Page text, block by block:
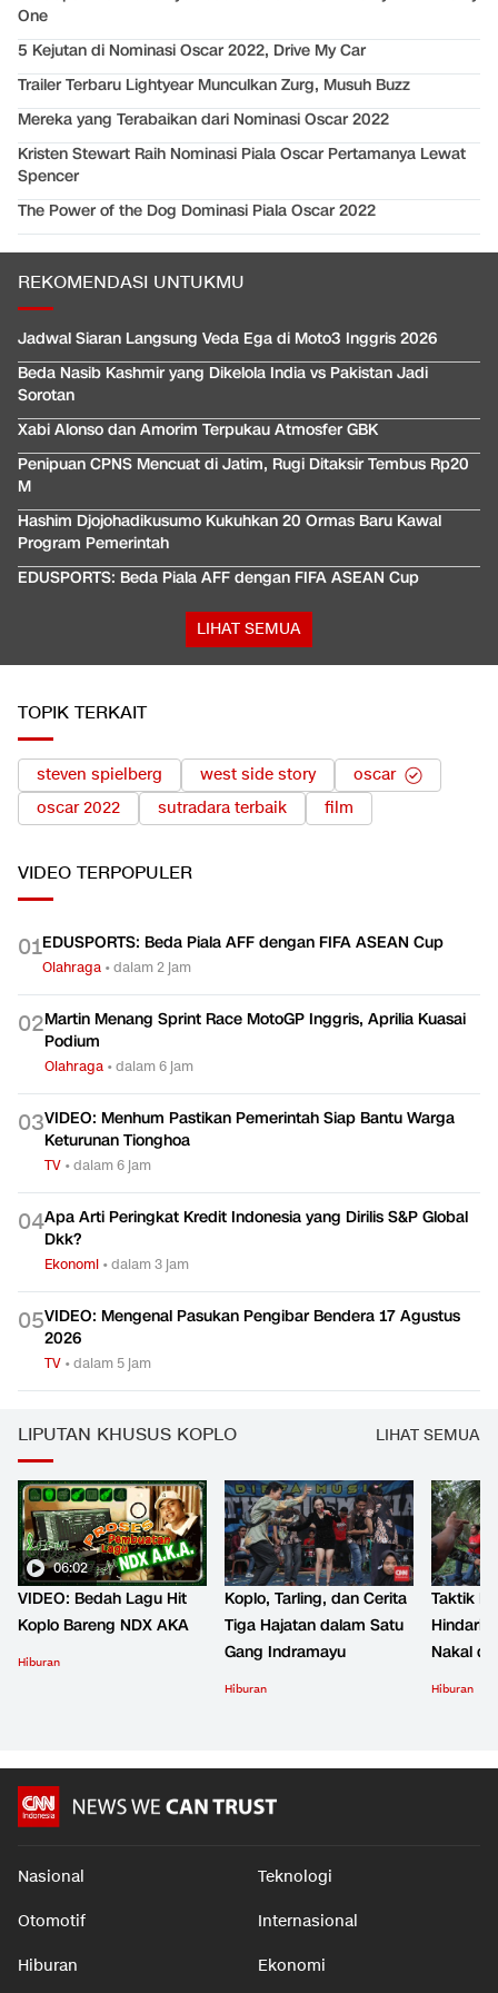
One
5 Kejutan di Nominasi Oscar 2022, Drive My Car
Trailer Terbaru Lightyear Munculkan Zurg, Musuh Buzz
Mereka yang Terabaikan dari Nominasi Oscar 2022
Kristen Stewart Raih Nominasi Piala Oscar Pertamanya Lewat
Spencer
The Power of the Dog Dominasi Piala Oscar 2022
REKOMENDASI UNTUKMU
Jadwal Siaran Langsung Veda Ega di Moto3 Inggris 2026
Beda Nasib Kashmir yang Dikelola India vs Pakistan Jadi
Sorotan
Xabi Alonso dan Amorim Terpukau Atmosfer GBK
Penipuan CPNS Mencuat di Jatim, Rugi Ditaksir Tembus Rp20
M
Hashim Djojohadikusumo Kukuhkan 20 Ormas Baru Kawal
Program Pemerintah
EDUSPORTS: Beda Piala AFF dengan FIFA ASEAN Cup
LIHAT SEMUA
TOPIK TERKAIT
steven spielberg west side story
oscar
oscar 2022
sutradara terbaik film
VIDEO TERPOPULER
01EDUSPORTS: Beda Piala AFF dengan FIFA ASEAN Cup
Olahraga •dalam 2 jam
02Martin Menang Sprint Race MotoGP Inggris, Aprilia Kuasai
Podium
Olahraga •dalam 6 jam
03VIDEO: Menhum Pastikan Pemerintah Siap Bantu Warga
Keturunan Tionghoa
TV •dalam 6 jam
04Apa Arti Peringkat Kredit Indonesia yang Dirilis S&P Global
Dkk?
Ekonomi •dalam 3 jam
05VIDEO: Mengenal Pasukan Pengibar Bendera 17 Agustus
2026
TV •dalam 5 jam
LIPUTAN KHUSUS KOPLO LIHAT SEMUA
06:02
VIDEO: Bedah Lagu Hit
Koplo Bareng NDX AKA
Hiburan
Koplo, Tarling, dan Cerita
Tiga Hajatan dalam Satu
Gang Indramayu
Hiburan
Taktik
Hindari
Nakal
Hiburan
Nasional Teknologi
Otomotif Internasional
Hiburan Ekonomi